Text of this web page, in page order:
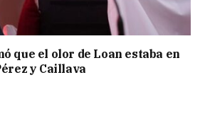
que el olor de Loan estaba en
y Caillava